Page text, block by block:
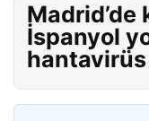
İspanyol